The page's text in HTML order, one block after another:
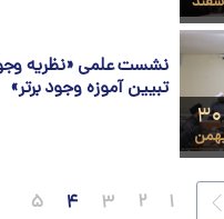
نشست علمی «نظريه وجود
تبيين آموزه وجود برتر»
۱ ۴ ۵